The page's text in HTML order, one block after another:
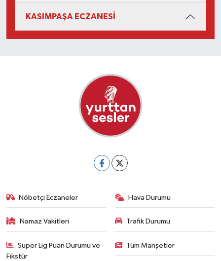
KASIMPAŞA ECZANESİ
Nöbetçi Eczaneler Hava Durumu
Namaz Vakitleri Trafik Durumu
Süper Lig Puan Durumu ve
Fikstür
Tüm Manşetler